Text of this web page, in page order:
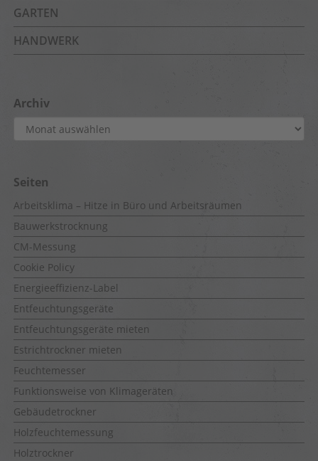
GARTEN
HANDWERK
Archiv
Archiv
Seiten
Arbeitsklima – Hitze in Büro und Arbeitsräumen
Bauwerkstrocknung
CM-Messung
Cookie Policy
Energieeffizienz-Label
Entfeuchtungsgeräte
Entfeuchtungsgeräte mieten
Estrichtrockner mieten
Feuchtemesser
Funktionsweise von Klimageräten
Gebäudetrockner
Holzfeuchtemessung
Holztrockner